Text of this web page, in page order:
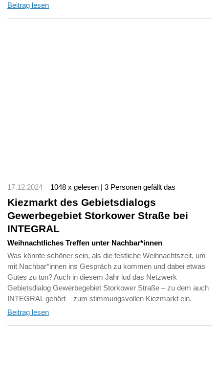
Beitrag lesen
17.12.2024 1048 x gelesen | 3 Personen gefällt das
Kiezmarkt des Gebietsdialogs
Gewerbegebiet Storkower Straße bei
INTEGRAL
Weihnachtliches Treffen unter Nachbar*innen
Was könnte schöner sein, als die festliche Weihnachtszeit, um
mit Nachbar*innen ins Gespräch zu kommen und dabei etwas
Gutes zu tun? Auch in diesem Jahr lud das Netzwerk
Gebietsdialog Gewerbegebiet Storkower Straße – zu dem auch
INTEGRAL gehört – zum stimmungsvollen Kiezmarkt ein.
Beitrag lesen